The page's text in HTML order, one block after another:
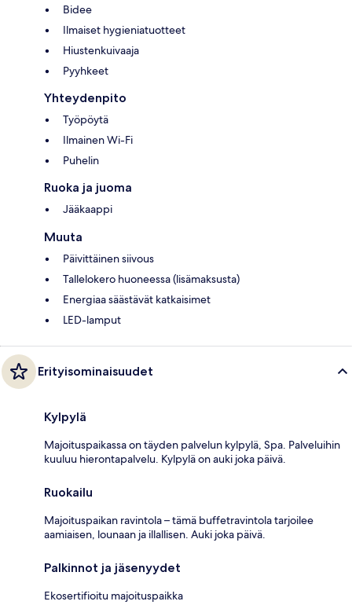
Bidee
Ilmaiset hygieniatuotteet
Hiustenkuivaaja
Pyyhkeet
Yhteydenpito
Työpöytä
Ilmainen Wi-Fi
Puhelin
Ruoka ja juoma
Jääkaappi
Muuta
Päivittäinen siivous
Tallelokero huoneessa (lisämaksusta)
Energiaa säästävät katkaisimet
LED-lamput
Erityisominaisuudet
Kylpylä
Majoituspaikassa on täyden palvelun kylpylä, Spa. Palveluihin
kuuluu hierontapalvelu. Kylpylä on auki joka päivä.
Ruokailu
Majoituspaikan ravintola – tämä buffetravintola tarjoilee
aamiaisen, lounaan ja illallisen. Auki joka päivä.
Palkinnot ja jäsenyydet
Ekosertifioitu majoituspaikka